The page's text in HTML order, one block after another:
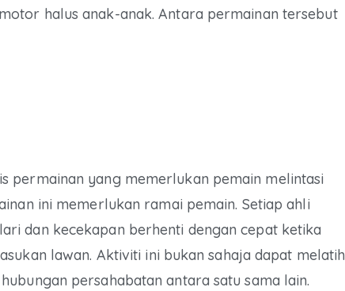
halus anak-anak. Antara permainan tersebut
permainan yang memerlukan pemain melintasi
ini memerlukan ramai pemain. Setiap ahli
dan kecekapan berhenti dengan cepat ketika
lawan. Aktiviti ini bukan sahaja dapat melatih
persahabatan antara satu sama lain.